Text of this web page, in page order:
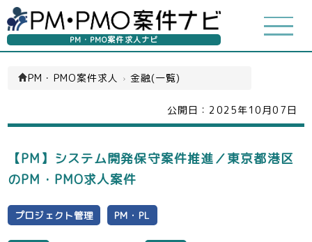
PM・PMO案件求人ナビ
PM・PMO案件求人 › 金融(一覧)
公開日： 2025年10月07日
【PM】システム開発保守案件推進／東京都港区
のPM・PMO求人案件
プロジェクト管理 PM・PL